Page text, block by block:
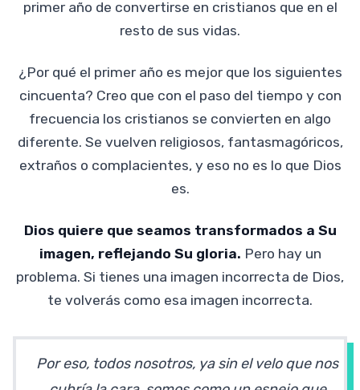
primer año de convertirse en cristianos que en el
resto de sus vidas.
¿Por qué el primer año es mejor que los siguientes
cincuenta? Creo que con el paso del tiempo y con
frecuencia los cristianos se convierten en algo
diferente. Se vuelven religiosos, fantasmagóricos,
extraños o complacientes, y eso no es lo que Dios
es.
Dios quiere que seamos transformados a Su
imagen, reflejando Su gloria. Pero hay un
problema. Si tienes una imagen incorrecta de Dios,
te volverás como esa imagen incorrecta.
Por eso, todos nosotros, ya sin el velo que nos